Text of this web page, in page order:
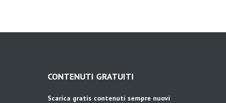
CONTENUTI GRATUITI
Scarica gratis contenuti sempre nuovi